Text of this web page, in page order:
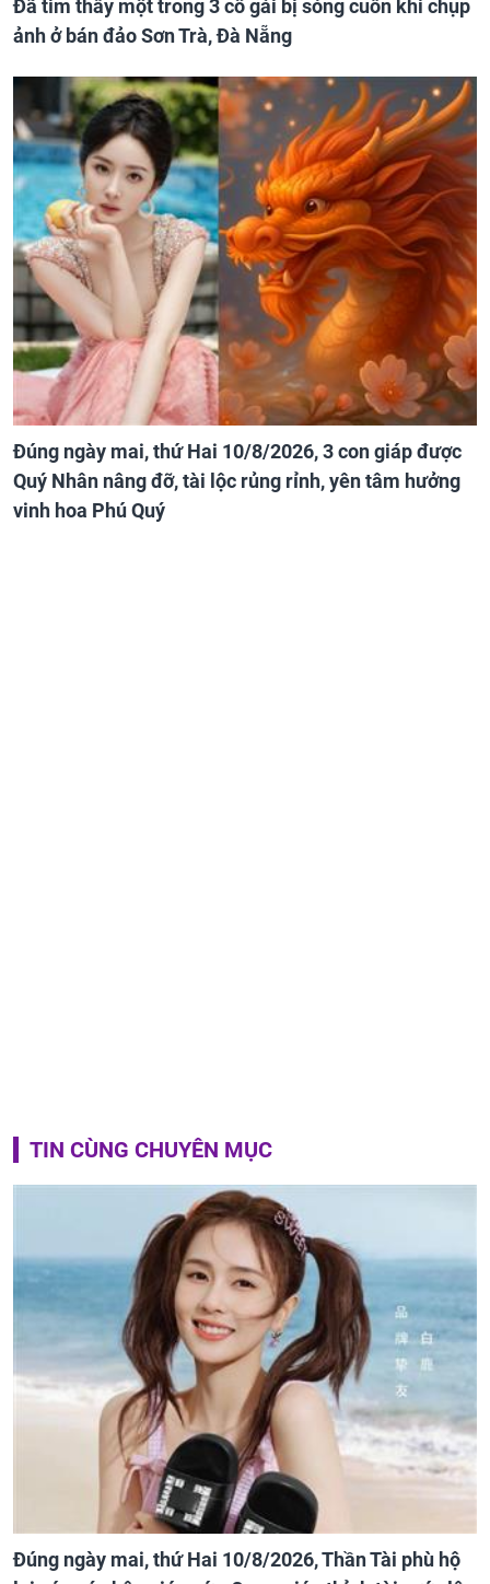
Đã tìm thấy một trong 3 cô gái bị sóng cuốn khi chụp
ảnh ở bán đảo Sơn Trà, Đà Nẵng
Đúng ngày mai, thứ Hai 10/8/2026, 3 con giáp được
Quý Nhân nâng đỡ, tài lộc rủng rỉnh, yên tâm hưởng
vinh hoa Phú Quý
TIN CÙNG CHUYÊN MỤC
Đúng ngày mai, thứ Hai 10/8/2026, Thần Tài phù hộ